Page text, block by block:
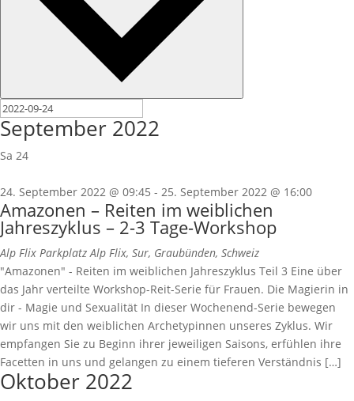
September 2022
Sa 24
24. September 2022 @ 09:45 - 25. September 2022 @ 16:00
Amazonen – Reiten im weiblichen
Jahreszyklus – 2-3 Tage-Workshop
Alp Flix Parkplatz Alp Flix, Sur, Graubünden, Schweiz
"Amazonen" - Reiten im weiblichen Jahreszyklus Teil 3 Eine über
das Jahr verteilte Workshop-Reit-Serie für Frauen. Die Magierin in
dir - Magie und Sexualität In dieser Wochenend-Serie bewegen
wir uns mit den weiblichen Archetypinnen unseres Zyklus. Wir
empfangen Sie zu Beginn ihrer jeweiligen Saisons, erfühlen ihre
Facetten in uns und gelangen zu einem tieferen Verständnis […]
Oktober 2022